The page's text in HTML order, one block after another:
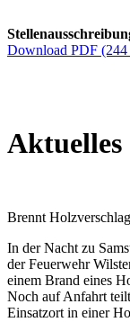
Download PDF
Aktuelles
Brennt
In der Nacht zu
der Feuerwehr
einem Brand eines
Noch auf Anfahrt
Einsatzort in einer